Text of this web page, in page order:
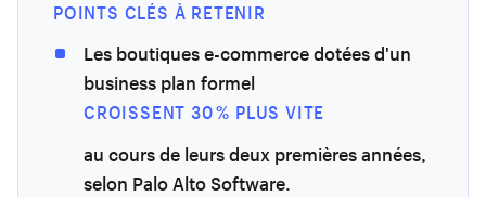
POINTS CLÉS À RETENIR
Les boutiques e-commerce dotées d'un
business plan formel
CROISSENT 30 % PLUS VITE
au cours de leurs deux premières années,
selon Palo Alto Software.